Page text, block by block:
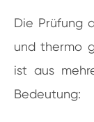
Die Prüfung
und thermo
ist aus
Bedeutung: